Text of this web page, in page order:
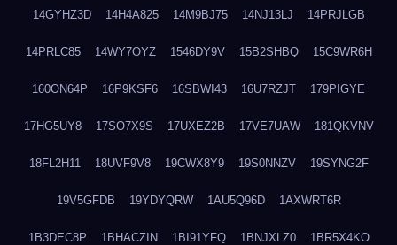
14GYHZ3D 14H4A825 14M9BJ75 14NJ13LJ 14PRJLGB
14PRLC85 14WY7OYZ 1546DY9V 15B2SHBQ 15C9WR6H
160ON64P 16P9KSF6 16SBWI43 16U7RZJT 179PIGYE
17HG5UY8 17SO7X9S 17UXEZ2B 17VE7UAW 181QKVNV
18FL2H11 18UVF9V8 19CWX8Y9 19S0NNZV 19SYNG2F
19V5GFDB 19YDYQRW 1AU5Q96D 1AXWRT6R
1B3DEC8P 1BHACZIN 1BI91YFQ 1BNJXLZ0 1BR5X4KO